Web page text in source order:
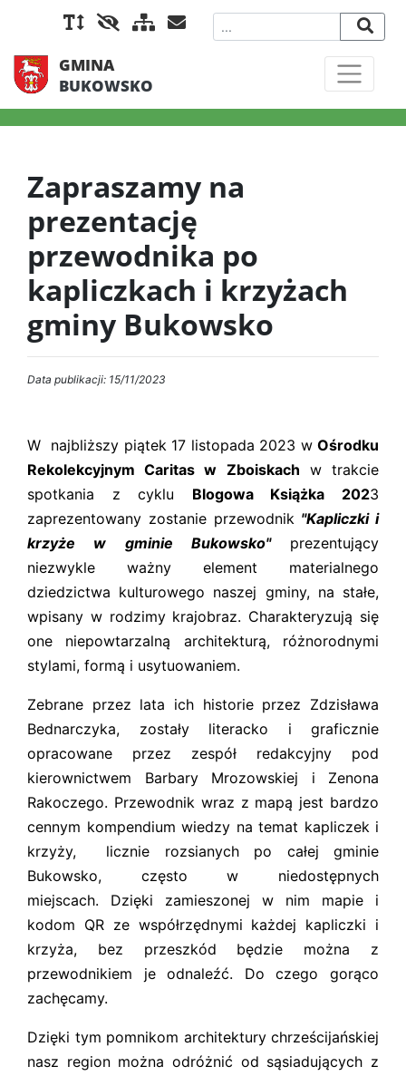
GMINA
BUKOWSKO
Zapraszamy na
prezentację
przewodnika po
kapliczkach i krzyżach
gminy Bukowsko
Data publikacji: 15/11/2023
W najbliższy piątek 17 listopada 2023 w Ośrodku
Rekolekcyjnym Caritas w Zboiskach w trakcie
spotkania z cyklu Blogowa Książka 2023
zaprezentowany zostanie przewodnik "Kapliczki i
krzyże w gminie Bukowsko"
prezentujący
niezwykle ważny element materialnego
dziedzictwa kulturowego naszej gminy, na stałe,
wpisany w rodzimy krajobraz. Charakteryzują się
one niepowtarzalną architekturą, różnorodnymi
stylami, formą i usytuowaniem.
Zebrane przez lata ich historie przez Zdzisława
Bednarczyka, zostały literacko i graficznie
opracowane przez zespół redakcyjny pod
kierownictwem Barbary Mrozowskiej i Zenona
Rakoczego. Przewodnik wraz z mapą jest bardzo
cennym kompendium wiedzy na temat kapliczek i
krzyży, licznie rozsianych po całej gminie
Bukowsko, często w niedostępnych
miejscach. Dzięki zamieszonej w nim mapie i
kodom QR ze współrzędnymi każdej kapliczki i
krzyża, bez przeszkód będzie można z
przewodnikiem je odnaleźć. Do czego gorąco
zachęcamy.
Dzięki tym pomnikom architektury chrześcijańskiej
nasz region można odróżnić od sąsiadujących z